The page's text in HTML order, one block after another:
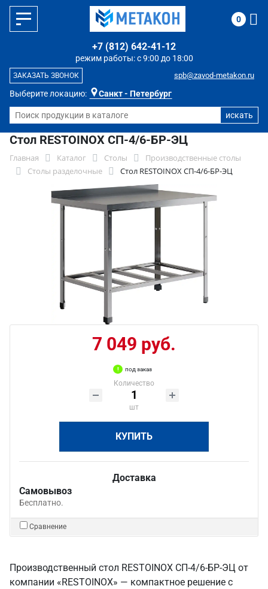
Выберите локацию: Санкт - Петербург
режим работы: с 9:00 до 18:00
+7 (812) 642-41-12
spb@zavod-metakon.ru
ЗАКАЗАТЬ ЗВОНОК
0
Стол RESTOINOX СП-4/6-БР-ЭЦ
Главная Каталог Столы
Производственные столы
Столы разделочные
Стол RESTOINOX СП-4/6-БР-ЭЦ
7 049 руб.
под заказ
Количество
шт
КУПИТЬ
Доставка
Самовывоз
Бесплатно.
Сравнение
Производственный стол RESTOINOX СП-4/6-БР-ЭЦ от
компании «RESTOINOX» — компактное решение с